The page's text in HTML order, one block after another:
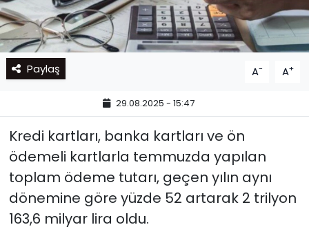
Paylaş A- A+
29.08.2025 - 15:47
Kredi kartları, banka kartları ve ön
ödemeli kartlarla temmuzda yapılan
toplam ödeme tutarı, geçen yılın aynı
dönemine göre yüzde 52 artarak 2 trilyon
163,6 milyar lira oldu.